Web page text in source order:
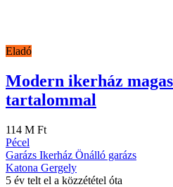
Eladó
Modern ikerház
tartalommal
114 M Ft
Pécel
Garázs Ikerház Önálló garázs
Katona Gergely
5 év telt el a közzététel óta